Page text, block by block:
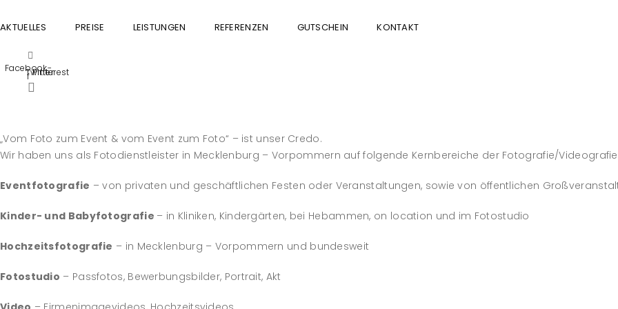
AKTUELLES PREISE LEISTUNGEN REFERENZEN GUTSCHEIN KONTAKT
Facebook-
f
Twitter
Pinterest
„Vom Foto zum Event & vom Event zum Foto“ – ist unser Credo.
Wir haben uns als Fotodienstleister in Mecklenburg – Vorpommern auf folgende Kernbereiche der Fotografie/
Eventfotografie – von privaten und geschäftlichen Festen oder Veranstaltungen, sowie von öffentlichen
Kinder- und Babyfotografie – in Kliniken, Kindergärten, bei Hebammen, on location und im Fotostudio
Hochzeitsfotografie – in Mecklenburg – Vorpommern und bundesweit
Fotostudio – Passfotos, Bewerbungsbilder, Portrait, Akt